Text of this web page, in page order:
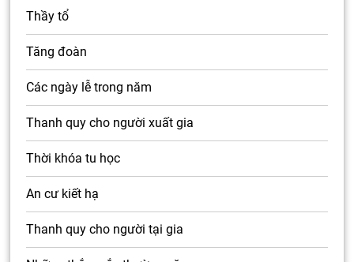
Thầy tổ
Tăng đoàn
Các ngày lễ trong năm
Thanh quy cho người xuất gia
Thời khóa tu học
An cư kiết hạ
Thanh quy cho người tại gia